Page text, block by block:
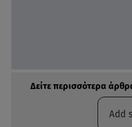
Δείτε περισσότερα
Add